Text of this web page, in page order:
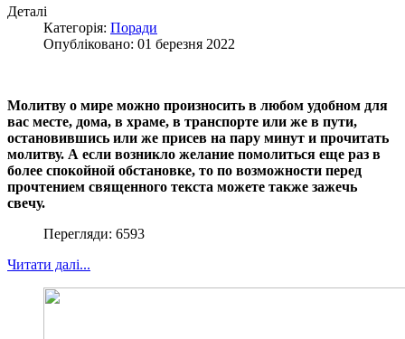
Деталі
Категорія: Поради
Опубліковано: 01 березня 2022
Молитву о мире можно произносить в любом удобном для
вас месте, дома, в храме, в транспорте или же в пути,
остановившись или же присев на пару минут и прочитать
молитву. А если возникло желание помолиться еще раз в
более спокойной обстановке, то по возможности перед
прочтением священного текста можете также зажечь
свечу.
Перегляди: 6593
Читати далі...